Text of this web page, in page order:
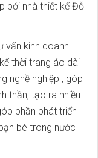
bởi nhà thiết kế Đỗ
vấn kinh doanh
thời trang áo dài
nghề nghiệp , góp
thần, tạo ra nhiều
phần phát triển
bè trong nước